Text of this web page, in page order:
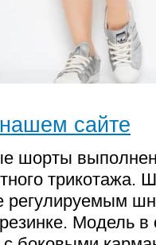
сайте
шорты
трикотажа.
регулируемым
Модель в